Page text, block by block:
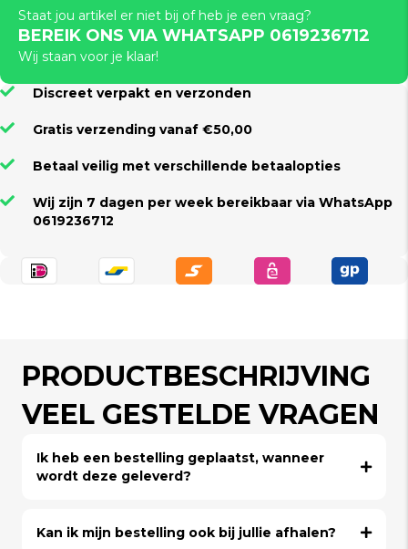
Staat jou artikel er niet bij of heb je een vraag?
BEREIK ONS VIA WHATSAPP 0619236712
Wij staan voor je klaar!
Discreet verpakt en verzonden
Gratis verzending vanaf €50,00
Betaal veilig met verschillende betaalopties
Wij zijn 7 dagen per week bereikbaar via WhatsApp
0619236712
PRODUCTBESCHRIJVING
VEEL GESTELDE VRAGEN
Ik heb een bestelling geplaatst, wanneer
wordt deze geleverd?
Kan ik mijn bestelling ook bij jullie afhalen?